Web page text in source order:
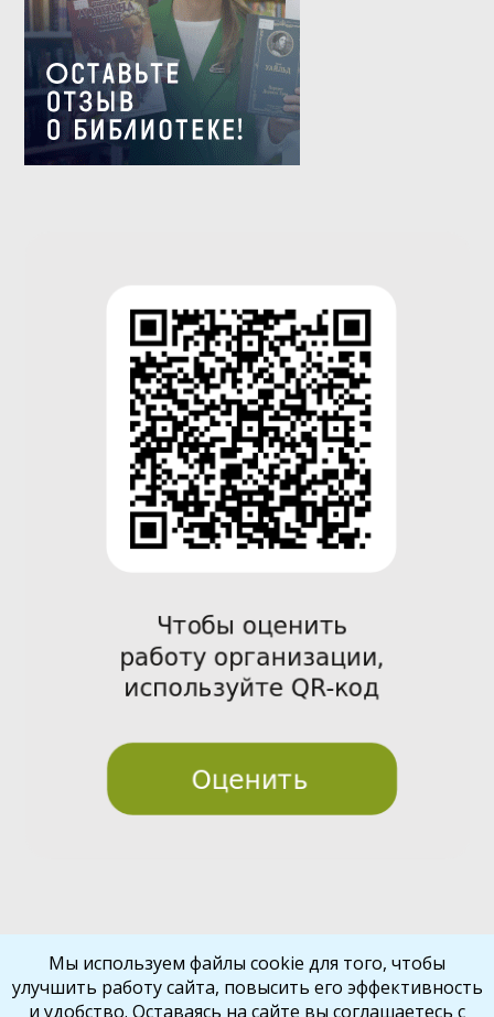
vio
t
Мы используем файлы cookie для того, чтобы
улучшить работу сайта, повысить его эффективность
и удобство. Оставаясь на сайте вы соглашаетесь с